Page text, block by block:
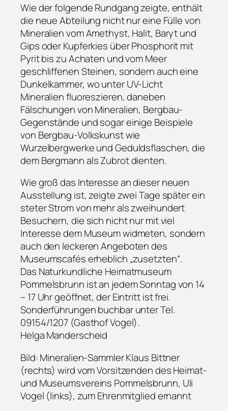
Wie der folgende Rundgang zeigte, enthält
die neue Abteilung nicht nur eine Fülle von
Mineralien vom Amethyst, Halit, Baryt und
Gips oder Kupferkies über Phosphorit mit
Pyrit bis zu Achaten und vom Meer
geschliffenen Steinen, sondern auch eine
Dunkelkammer, wo unter UV-Licht
Mineralien fluoreszieren, daneben
Fälschungen von Mineralien, Bergbau-
Gegenstände und sogar einige Beispiele
von Bergbau-Volkskunst wie
Wurzelbergwerke und Geduldsflaschen, die
dem Bergmann als Zubrot dienten.
Wie groß das Interesse an dieser neuen
Ausstellung ist, zeigte zwei Tage später ein
steter Strom von mehr als zweihundert
Besuchern, die sich nicht nur mit viel
Interesse dem Museum widmeten, sondern
auch den leckeren Angeboten des
Museumscafés erheblich „zusetzten“.
Das Naturkundliche Heimatmuseum
Pommelsbrunn ist an jedem Sonntag von 14
– 17 Uhr geöffnet, der Eintritt ist frei.
Sonderführungen buchbar unter Tel.
09154/1207 (Gasthof Vogel).
Helga Manderscheid
Bild: Mineralien-Sammler Klaus Bittner
(rechts) wird vom Vorsitzenden des Heimat-
und Museumsvereins Pommelsbrunn, Uli
Vogel (links), zum Ehrenmitglied ernannt